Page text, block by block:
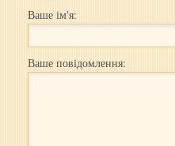
Ваше ім'я:
Ваше повідомлення: